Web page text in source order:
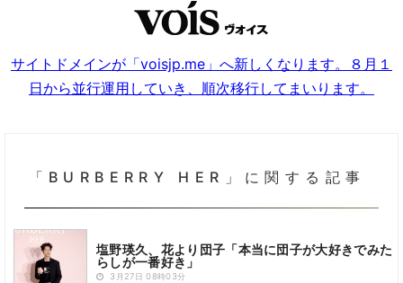
サイトドメインが「voisjp.me」へ新しくなります。８月１
日から並行運用していき、順次移行してまいります。
「BURBERRY HER」に関する記事
塩野瑛久、花より団子「本当に団子が大好きでみた
らしが一番好き」
3月27日 08時03分